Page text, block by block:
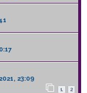
23:09
1 2